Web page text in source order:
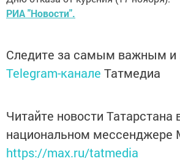
РИА "Новости".
Следите за самым важным и
Telegram-канале Татмедиа
Читайте новости Татарстана
национальном мессенджере
https://max.ru/tatmedia